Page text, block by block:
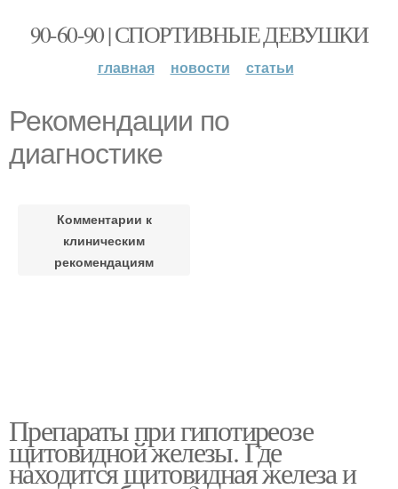
90-60-90 | СПОРТИВНЫЕ ДЕВУШКИ
главная новости статьи
Рекомендации по
диагностике
Комментарии к
клиническим
рекомендациям
Препараты при гипотиреозе
щитовидной железы. Где
находится щитовидная железа и